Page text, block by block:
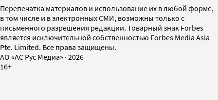
Перепечатка материалов и использование их в любой форме,
в том числе и в электронных СМИ, возможны только с
письменного разрешения редакции. Товарный знак Forbes
является исключительной собственностью Forbes Media Asia
Pte. Limited. Все права защищены.
AO «АС Рус Медиа» · 2026
16+